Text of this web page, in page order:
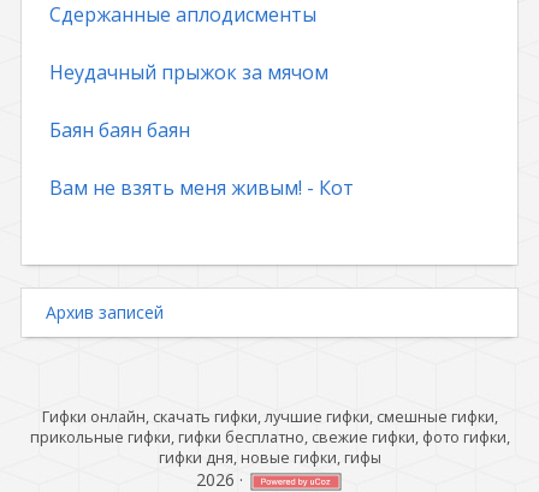
Сдержанные аплодисменты
Неудачный прыжок за мячом
Баян баян баян
Вам не взять меня живым! - Кот
Архив записей
Гифки онлайн, скачать гифки, лучшие гифки, смешные гифки,
прикольные гифки, гифки бесплатно, свежие гифки, фото гифки,
гифки дня, новые гифки, гифы
2026 ·